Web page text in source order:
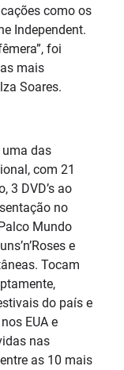
como os
Independent.
foi
mais
Soares.
uma das
com 21
3 DVD’s ao
no
Mundo
e
Tocam
do país e
EUA e
nas
as 10 mais